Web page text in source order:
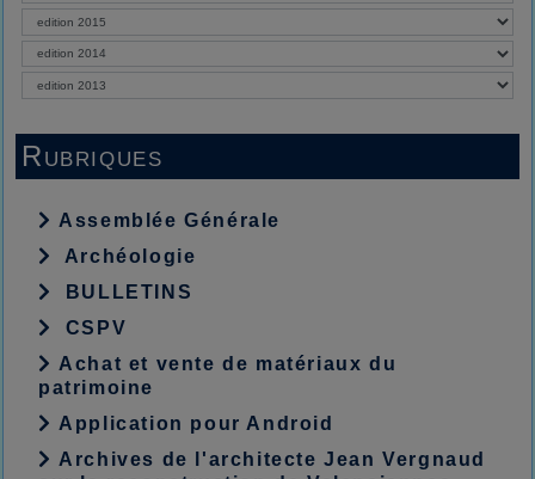
Rubriques
Assemblée Générale
Archéologie
BULLETINS
CSPV
Achat et vente de matériaux du
patrimoine
Application pour Android
Archives de l'architecte Jean Vergnaud